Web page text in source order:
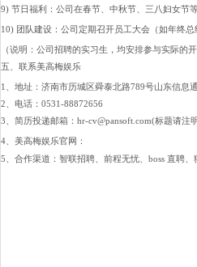
9) 节日福利：公司在春节、中秋节、三八妇女节
10) 团队建设：公司定期召开员工大会（如年终
（说明：公司招聘的实习生，均安排参与实际
五、联系美高梅娱乐
1、地址：济南市历城区舜泰北路789号山东信息
2、电话：0531-88872656
3、简历投递邮箱： hr-cv@pansoft.com(标题请注
4、美高梅娱乐官网：
5、合作渠道：智联招聘、前程无忧、boss 直聘、